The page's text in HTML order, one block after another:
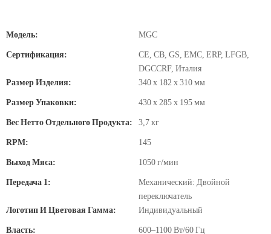
Модель: MGC
Сертификация:
CE, CB, GS, EMC, ERP, LFGB,
DGCCRF, Италия
Размер Изделия:
340 x 182 x 310 мм
Размер Упаковки: 430 x 285 x 195 мм
Вес Нетто Отдельного Продукта: 3,7 кг
RPM: 145
Выход Мяса: 1050 г/мин
Передача 1:
Механический: Двойной
переключатель
Логотип И Цветовая Гамма:
Индивидуальный
Власть: 600–1100 Вт/60 Гц